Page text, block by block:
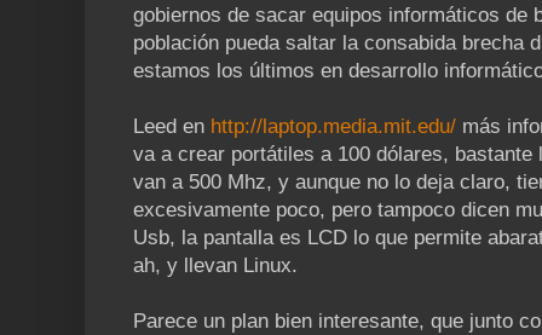
gobiernos de sacar equipos informáticos de
población pueda saltar la consabida brecha
estamos los últimos en desarrollo
Leed en http://laptop.media.mit.edu/ más
va a crear portátiles a 100 dólares,
van a 500 Mhz, y aunque no lo deja claro,
excesivamente poco, pero tampoco dicen
Usb, la pantalla es LCD lo que permite
ah, y llevan Linux.
Parece un plan bien interesante, que junto